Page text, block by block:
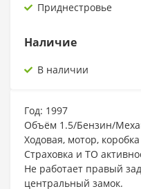
Приднестровье
Наличие
В наличии
Год: 1997
Объём 1.5/Бензин/
Ходовая, мотор,
Страховка и ТО
Не работает правый
центральный замок.